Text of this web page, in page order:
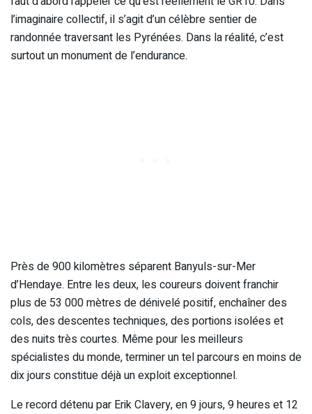
l’imaginaire collectif, il s’agit d’un célèbre sentier de
randonnée traversant les Pyrénées. Dans la réalité, c’est
surtout un monument de l’endurance.
Près de 900 kilomètres séparent Banyuls-sur-Mer
d’Hendaye. Entre les deux, les coureurs doivent franchir
plus de 53 000 mètres de dénivelé positif, enchaîner des
cols, des descentes techniques, des portions isolées et
des nuits très courtes. Même pour les meilleurs
spécialistes du monde, terminer un tel parcours en moins de
dix jours constitue déjà un exploit exceptionnel.
Le record détenu par Erik Clavery, en 9 jours, 9 heures et 12